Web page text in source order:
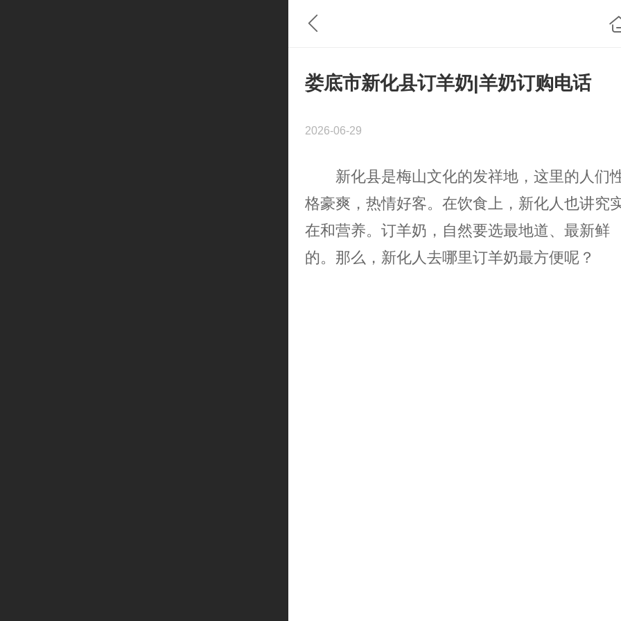
娄底市新化县订羊奶|羊奶订购电话
2026-06-29
新化县是梅山文化的发祥地，这里的人们
格豪爽，热情好客。在饮食上，新化人也讲究
在和营养。订羊奶，自然要选最地道、最新鲜
的。那么，新化人去哪里订羊奶最方便呢？